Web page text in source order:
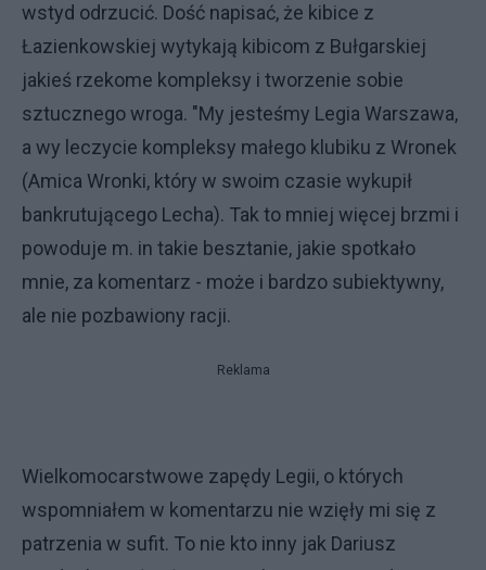
wstyd odrzucić. Dość napisać, że kibice z
Łazienkowskiej wytykają kibicom z Bułgarskiej
jakieś rzekome kompleksy i tworzenie sobie
sztucznego wroga. "My jesteśmy Legia Warszawa,
a wy leczycie kompleksy małego klubiku z Wronek
(Amica Wronki, który w swoim czasie wykupił
bankrutującego Lecha). Tak to mniej więcej brzmi i
powoduje m. in takie besztanie, jakie spotkało
mnie, za komentarz - może i bardzo subiektywny,
ale nie pozbawiony racji.
Reklama
Wielkomocarstwowe zapędy Legii, o których
wspomniałem w komentarzu nie wzięły mi się z
patrzenia w sufit. To nie kto inny jak Dariusz